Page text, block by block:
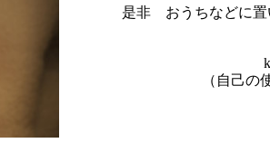
是非 おうちなどに置
（自己の